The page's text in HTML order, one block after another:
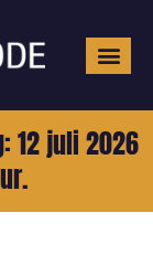
12 juli 2026